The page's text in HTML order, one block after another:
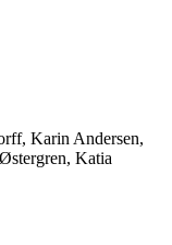
Karin Andersen,
Katia